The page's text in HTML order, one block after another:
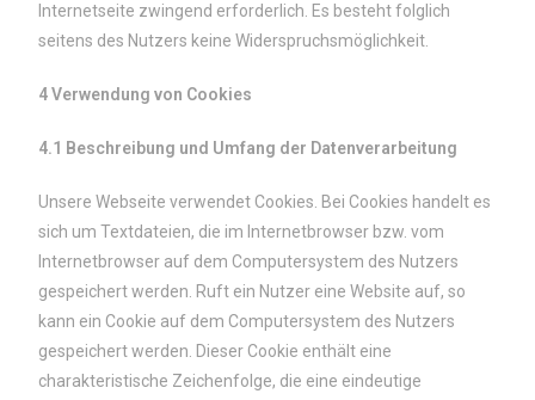
Internetseite zwingend erforderlich. Es besteht folglich
seitens des Nutzers keine Widerspruchsmöglichkeit.
4 Verwendung von Cookies
4.1 Beschreibung und Umfang der Datenverarbeitung
Unsere Webseite verwendet Cookies. Bei Cookies handelt es
sich um Textdateien, die im Internetbrowser bzw. vom
Internetbrowser auf dem Computersystem des Nutzers
gespeichert werden. Ruft ein Nutzer eine Website auf, so
kann ein Cookie auf dem Computersystem des Nutzers
gespeichert werden. Dieser Cookie enthält eine
charakteristische Zeichenfolge, die eine eindeutige